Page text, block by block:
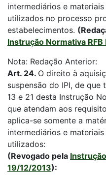
intermediários e
utilizados no processo
estabelecimentos.
Instrução Normativa
Nota: Redação Anterior:
Art. 24. O direito à
suspensão do IPI, de que
13 e 21 desta Instrução
que atendam aos
aplica-se somente a
intermediários e
utilizados:
(Revogado pela
19/12/2013):